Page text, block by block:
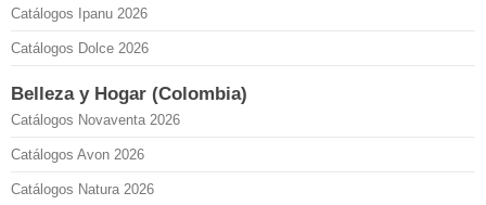
Catálogos Ipanu 2026
Catálogos Dolce 2026
Belleza y Hogar (Colombia)
Catálogos Novaventa 2026
Catálogos Avon 2026
Catálogos Natura 2026